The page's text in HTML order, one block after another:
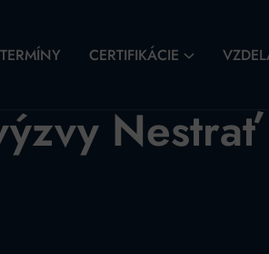
TERMÍNY CERTIFIKÁCIE